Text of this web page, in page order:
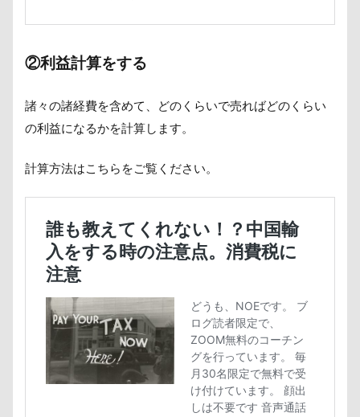
②利益計算をする
諸々の諸経費を含めて、どのくらいで売ればどのくらい
の利益になるかを計算します。
計算方法はこちらをご覧ください。